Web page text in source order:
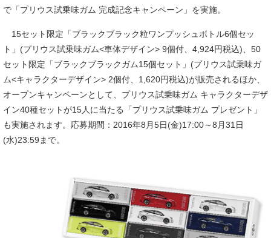
で「プリウス試乗味ガム 完成記念キャンペーン」を実施。
15セット限定「ブラックブラック粒ワンプッシュボトル6個セッ
ト」(プリウス試乗味ガム<車体デザイン> 9個付、4,924円税込)、50
セット限定「ブラックブラックガム15個セット」(プリウス試乗味ガ
ム<キャラクターデザイン> 2個付、1,620円税込)が販売されるほか、
オープンキャンペーンとして、プリウス試乗味ガム キャラクターデザ
イン40種セットが15人に当たる「プリウス試乗味ガム プレゼント」
も実施されます。応募期間：2016年8月5日(金)17:00～8月31日
(水)23:59まで。